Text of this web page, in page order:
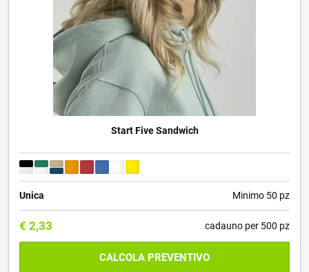
Start Five Sandwich
Unica Minimo 50 pz
€ 2,33 cadauno per 500 pz
CALCOLA PREVENTIVO